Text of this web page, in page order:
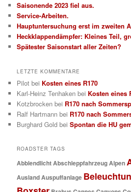
Saisonende 2023 fiel aus.
Service-Arbeiten.
Hauptuntersuchung erst im zweiten
Heckklappendämpfer: Kleines Teil,
Spätester Saisonstart aller Zeiten?
LETZTE KOMMENTARE
Pilot bei Kosten eines R170
Karl-Heinz Tenhaken bei Kosten eines
Kotzbrocken bei R170 nach
Ralf Hartmann bei R170 nach
Burghard Gold beiSpontan die HU
ROADSTER TAGS
AbblendlichtAbschleppfahrzeugAlpen
AuslandAuspuffanlage